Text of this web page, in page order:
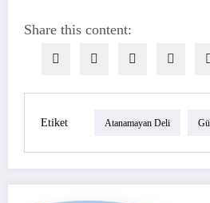
Share this content:
Etiket Atanamayan Deli